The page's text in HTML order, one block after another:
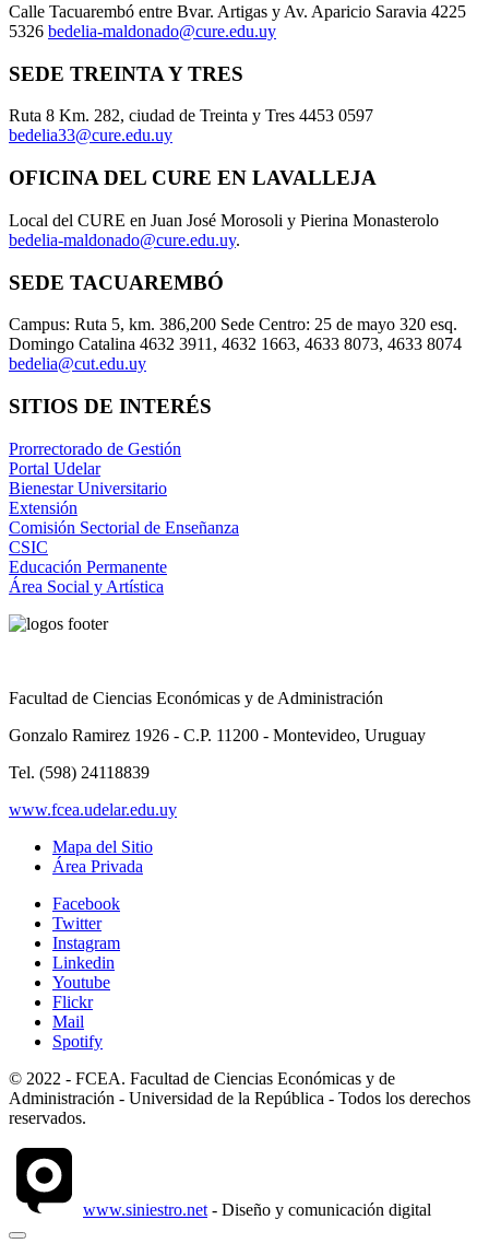
Calle Tacuarembó entre Bvar. Artigas y Av. Aparicio Saravia 4225
5326 bedelia-maldonado@cure.edu.uy
SEDE TREINTA Y TRES
Ruta 8 Km. 282, ciudad de Treinta y Tres 4453 0597
bedelia33@cure.edu.uy
OFICINA DEL CURE EN LAVALLEJA
Local del CURE en Juan José Morosoli y Pierina Monasterolo
bedelia-maldonado@cure.edu.uy.
SEDE TACUAREMBÓ
Campus: Ruta 5, km. 386,200 Sede Centro: 25 de mayo 320 esq.
Domingo Catalina 4632 3911, 4632 1663, 4633 8073, 4633 8074
bedelia@cut.edu.uy
SITIOS DE INTERÉS
Prorrectorado de Gestión
Portal Udelar
Bienestar Universitario
Extensión
Comisión Sectorial de Enseñanza
CSIC
Educación Permanente
Área Social y Artística
Facultad de Ciencias Económicas y de Administración
Gonzalo Ramirez 1926 - C.P. 11200 - Montevideo, Uruguay
Tel. (598) 24118839
www.fcea.udelar.edu.uy
Mapa del Sitio
Área Privada
Facebook
Twitter
Instagram
Linkedin
Youtube
Flickr
Mail
Spotify
© 2022 - FCEA. Facultad de Ciencias Económicas y de
Administración - Universidad de la República - Todos los derechos
reservados.
www.siniestro.net - Diseño y comunicación digital